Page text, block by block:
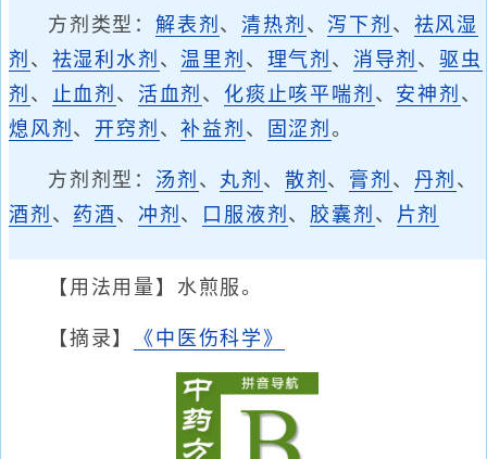
方剂类型： 解表剂 、清热剂 、 泻下剂 、 祛风湿
剂 、 祛湿利水剂 、温里剂 、 理气剂 、 消导剂 、驱虫
剂 、 止血剂 、 活血剂 、 化痰止咳平喘剂 、 安神剂 、
熄风剂 、 开窍剂 、补益剂 、 固涩剂。
方剂剂型： 汤剂 、 丸剂 、 散剂 、 膏剂 、 丹剂 、
酒剂 、 药酒 、 冲剂 、 口服液剂 、 胶囊剂 、 片剂
【用法用量】水煎服。
【摘录】 《中医伤科学》